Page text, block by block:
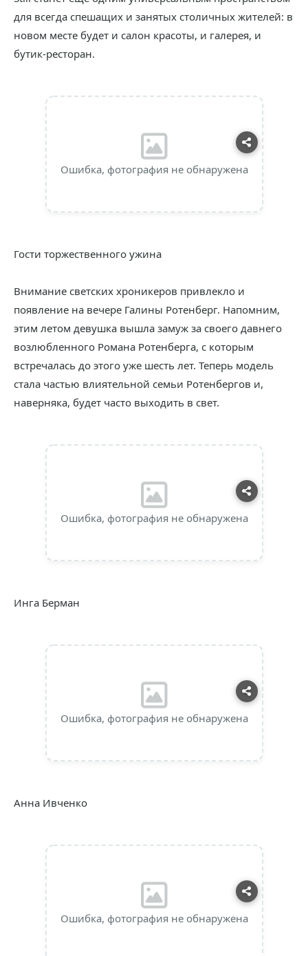
для всегда спешащих и занятых столичных жителей: в
новом месте будет и салон красоты, и галерея, и
бутик-ресторан.
Ошибка, фотография не обнаружена
Гости торжественного ужина
Внимание светских хроникеров привлекло и
появление на вечере Галины Ротенберг. Напомним,
этим летом девушка вышла замуж за своего давнего
возлюбленного Романа Ротенберга, с которым
встречалась до этого уже шесть лет. Теперь модель
стала частью влиятельной семьи Ротенбергов и,
наверняка, будет часто выходить в свет.
Ошибка, фотография не обнаружена
Инга Берман
Ошибка, фотография не обнаружена
Анна Ивченко
Ошибка, фотография не обнаружена